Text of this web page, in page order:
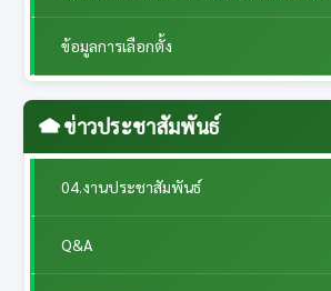
ข้อมูลการเลือกตั้ง
ข่าวประชาสัมพันธ์
04.งานประชาสัมพันธ์
Q&A